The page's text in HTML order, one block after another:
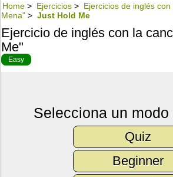
Home > Ejercicios > Ejercicios de inglés
Mena" > Just Hold Me
Ejercicio de inglés con la
Me"
Easy
Selecciona un modo
Quiz
Beginner